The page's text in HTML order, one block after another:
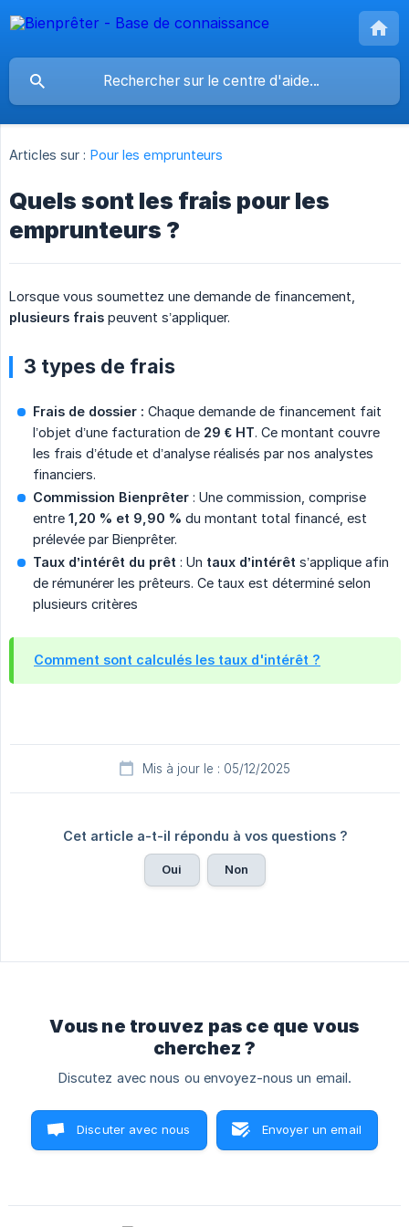
Articles sur : Pour les emprunteurs
Quels sont les frais pour les
emprunteurs ?
Lorsque vous soumettez une demande de financement,
plusieurs frais peuvent s’appliquer.
3 types de frais
Frais de dossier : Chaque demande de financement fait
l’objet d’une facturation de 29 € HT. Ce montant couvre
les frais d’étude et d’analyse réalisés par nos analystes
financiers.
Commission Bienprêter : Une commission, comprise
entre 1,20 % et 9,90 % du montant total financé, est
prélevée par Bienprêter.
Taux d’intérêt du prêt : Un taux d’intérêt s’applique afin
de rémunérer les prêteurs. Ce taux est déterminé selon
plusieurs critères
Comment sont calculés les taux d'intérêt ?
Mis à jour le : 05/12/2025
Cet article a-t-il répondu à vos questions ?
Oui Non
Vous ne trouvez pas ce que vous
cherchez ?
Discutez avec nous ou envoyez-nous un email.
Discuter avec nous Envoyer un email